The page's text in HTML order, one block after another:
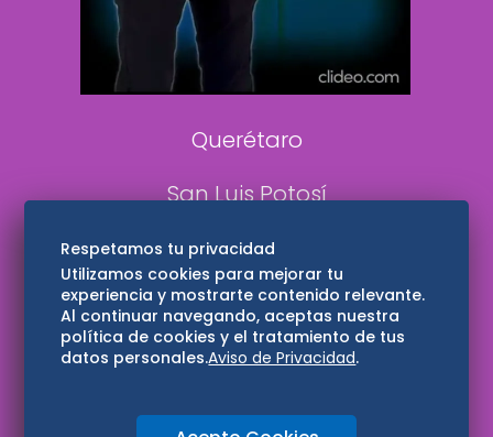
Aviso Oportuno
Consultas
Querétaro
San Luis Potosí
Edomex
Consultas
Hidalgo
Oaxaca
Respetamos tu privacidad
Utilizamos cookies para mejorar tu
experiencia y mostrarte contenido relevante.
Al continuar navegando, aceptas nuestra
política de cookies y el tratamiento de tus
datos personales.Aviso de Privacidad.